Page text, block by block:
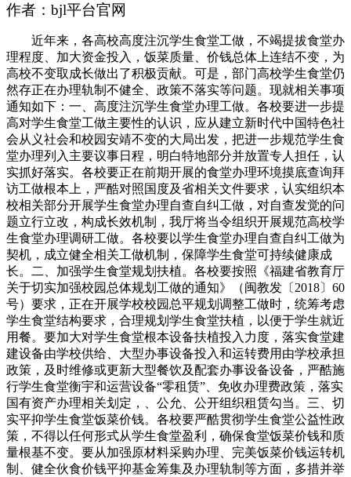
作者：bjl平台官网
近年来，各高校高度注沉学生食堂工做，不竭提拔食堂办
理程度、加大资金投入，饭菜质量、价钱总体上连结不变，为
高校不变取成长做出了积极贡献。可是，部门高校学生食堂仍
然存正在办理轨制不健全、政策不落实等问题。现就相关事项
通知如下：一、高度注沉学生食堂办理工做。各校要进一步提
高对学生食堂工做主要性的认识，应从建立新时代中国特色社
会从义社会和校园安靖不变的大局出发，把进一步规范学生食
堂办理列入主要议事日程，明白特地部分并放置专人担任，认
实抓好落实。各校要正在前期开展的食堂办理环境摸底查询拜
访工做根本上，严酷对照国度及省相关文件要求，认实组织本
校相关部分开展学生食堂办理自查自纠工做，对自查发觉的问
题立行立改，构成长效机制，我厅将当令组织开展规范高校学
生食堂办理调研工做。各校要以学生食堂办理自查自纠工做为
契机，成立健全相关工做机制，保障学生食堂可持续健康成
长。二、加强学生食堂规划扶植。各校要按照《福建省教育厅
关于切实加强校园总体规划工做的通知》（闽教发〔2018〕60
号）要求，正在开展学校校园总平规划调整工做时，统筹考虑
学生食堂结构要求，合理规划学生食堂扶植，以便于学生就近
用餐。要加大对学生食堂根本设备扶植投入力度，落实食堂建
建设备由学校供给、大型办事设备投入和运转费用由学校承担
政策，及时维修或更新大型餐饮及配套办事设备设备，严酷施
行学生食堂衡宇和运营设备“零租赁”、免收办理费政策，落实
国有资产办理相关划定，、公允、公开组织租赁勾当。三、切
实平抑学生食堂饭菜价钱。各校要严酷贯彻学生食堂公益性政
策，不得以任何形式从学生食堂盈利，确保食堂饭菜价钱和质
量根基不变。要从加强原材料采购办理、完美饭菜价钱运转机
制、健全伙食价钱平抑基金筹集及办理轨制等方面，多措并举